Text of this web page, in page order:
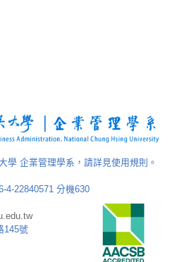
學 企業管理學系，請詳見使用規則。
4-22840571 分機630
145號